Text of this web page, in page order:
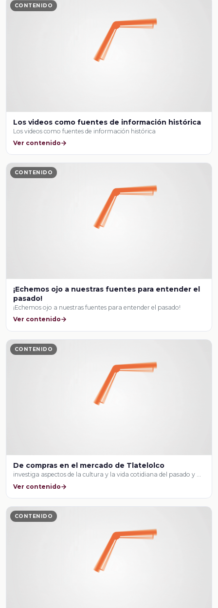
CONTENIDO
Los videos como fuentes de información histórica
Los videos como fuentes de información histórica
Ver contenido
CONTENIDO
¡Echemos ojo a nuestras fuentes para entender el
pasado!
¡Echemos ojo a nuestras fuentes para entender el pasado!
Ver contenido
CONTENIDO
De compras en el mercado de Tlatelolco
investiga aspectos de la cultura y la vida cotidiana del pasado y …
Ver contenido
CONTENIDO